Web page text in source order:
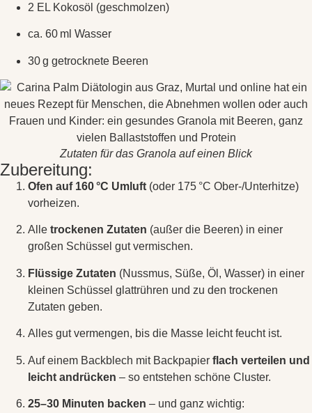
2 EL Kokosöl (geschmolzen)
ca. 60 ml Wasser
30 g getrocknete Beeren
Zutaten für das Granola auf einen Blick
Zubereitung:
Ofen auf 160 °C Umluft (oder 175 °C Ober-/Unterhitze)
vorheizen.
Alle trockenen Zutaten (außer die Beeren) in einer
großen Schüssel gut vermischen.
Flüssige Zutaten (Nussmus, Süße, Öl, Wasser) in einer
kleinen Schüssel glattrühren und zu den trockenen
Zutaten geben.
Alles gut vermengen, bis die Masse leicht feucht ist.
Auf einem Backblech mit Backpapier flach verteilen und
leicht andrücken – so entstehen schöne Cluster.
25–30 Minuten backen – und ganz wichtig: